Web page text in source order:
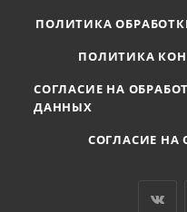
ПОЛИТИКА
ПОЛИТИКА
СОГЛАСИЕ НА
ДАННЫХ
СОГЛАСИЕ НА